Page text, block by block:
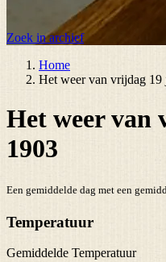
Zoek in archief
Home
Het weer van vrijdag 19
Het weer
1903
Een gemiddelde dag met een
Temperatuur
Gemiddelde Temperatuur